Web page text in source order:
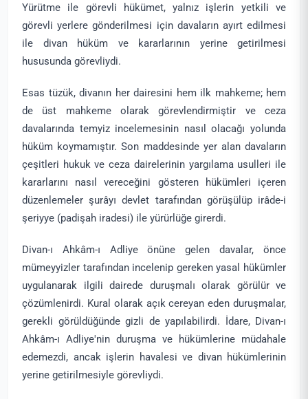
Yürütme ile görevli hükümet, yalnız işlerin yetkili ve
görevli yerlere gönderilmesi için davaların ayırt edilmesi
ile divan hüküm ve kararlarının yerine getirilmesi
hususunda görevliydi.
Esas tüzük, divanın her dairesini hem ilk mahkeme; hem
de üst mahkeme olarak görevlendirmiştir ve ceza
davalarında temyiz incelemesinin nasıl olacağı yolunda
hüküm koymamıştır. Son maddesinde yer alan davaların
çeşitleri hukuk ve ceza dairelerinin yargılama usulleri ile
kararlarını nasıl vereceğini gösteren hükümleri içeren
düzenlemeler şurâyı devlet tarafından görüşülüp irâde-i
şeriyye (padişah iradesi) ile yürürlüğe girerdi.
Divan-ı Ahkâm-ı Adliye önüne gelen davalar, önce
mümeyyizler tarafından incelenip gereken yasal hükümler
uygulanarak ilgili dairede duruşmalı olarak görülür ve
çözümlenirdi. Kural olarak açık cereyan eden duruşmalar,
gerekli görüldüğünde gizli de yapılabilirdi. İdare, Divan-ı
Ahkâm-ı Adliye'nin duruşma ve hükümlerine müdahale
edemezdi, ancak işlerin havalesi ve divan hükümlerinin
yerine getirilmesiyle görevliydi.